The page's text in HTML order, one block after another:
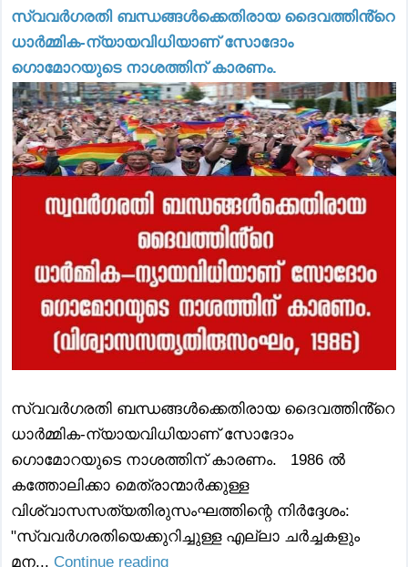
സ്വവർഗരതി ബന്ധങ്ങൾക്കെതിരായ ദൈവത്തിൻ്റെ
ധാർമ്മിക-ന്യായവിധിയാണ് സോദോം
ഗൊമോറയുടെ നാശത്തിന്‌ കാരണം.
സ്വവർഗരതി ബന്ധങ്ങൾക്കെതിരായ ദൈവത്തിൻ്റെ
ധാർമ്മിക-ന്യായവിധിയാണ് സോദോം
ഗൊമോറയുടെ നാശത്തിന്‌ കാരണം. 1986 ൽ
കത്തോലിക്കാ മെത്രാന്മാർക്കുള്ള
വിശ്വാസസത്യതിരുസംഘത്തിന്റെ നിർദ്ദേശം:
"സ്വവർഗരതിയെക്കുറിച്ചുള്ള എല്ലാ ചർച്ചകളും
മന... Continue reading